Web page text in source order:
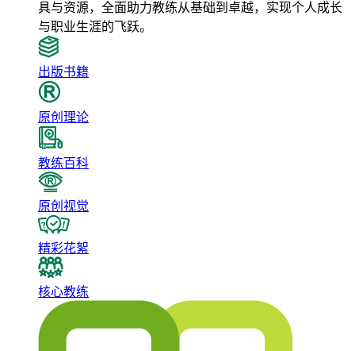
具与资源，全面助力教练从基础到卓越，实现个人成长
与职业生涯的飞跃。
出版书籍
原创理论
教练百科
原创视觉
精彩花絮
核心教练